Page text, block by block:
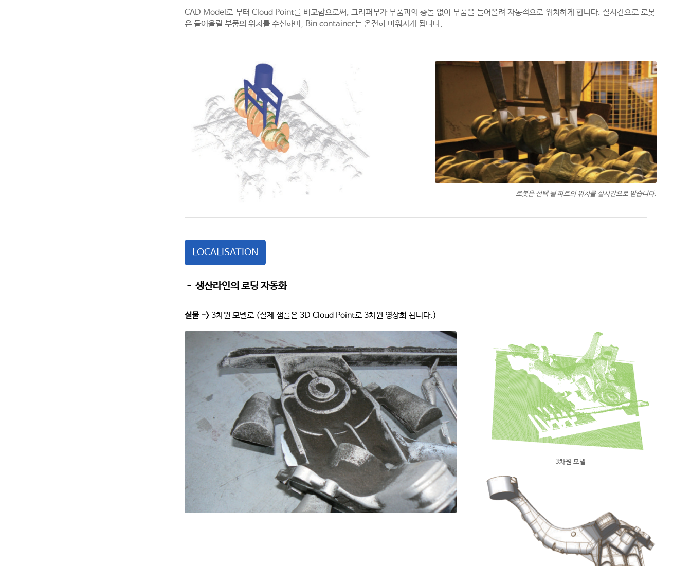
CAD Model로 부터 Cloud Point를 비교함으로써, 그리퍼부가 부품과의 충돌 없이 부품을 들어올려 자동적으로 위치하게 합니다. 실시간으로 로봇
은 들어올릴 부품의 위치를 수신하며, Bin container는 온전히 비워지게 됩니다.
로봇은 선택 될 파트의 위치를 실시간으로 받습니다.
LOCALISATION
– 생산라인의 로딩 자동화
실물 -> 3차원 모델로 (실제 샘플은 3D Cloud Point로 3차원 영상화 됩니다.)
3차원 모델